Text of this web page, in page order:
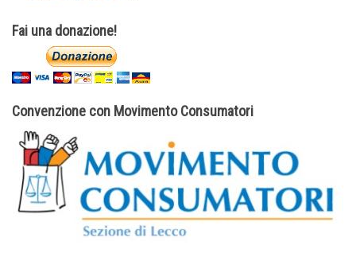
Fai una donazione!
Convenzione con Movimento Consumatori